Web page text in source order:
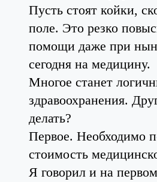
Пусть стоят койки,
поле. Это резко
помощи даже при
сегодня на медицину.
Многое станет
здравоохранения.
делать?
Первое. Необходимо
стоимость
Я говорил и на